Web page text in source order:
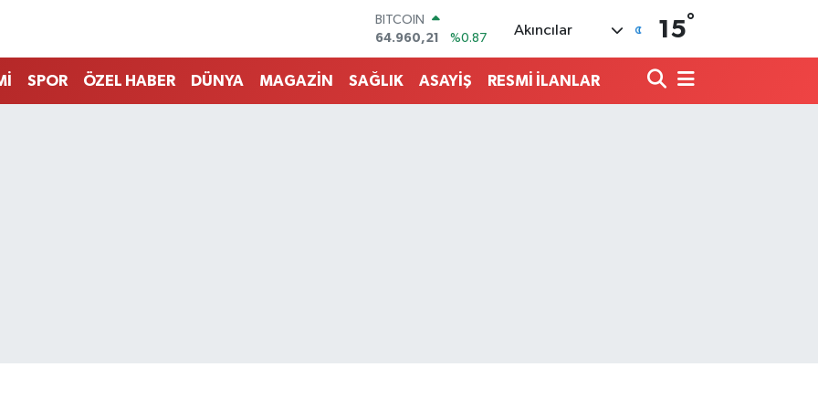
DOLAR
47,7436
%0.18
EURO
55,2510
%0.32
Akıncılar 15°
SPOR ÖZEL HABER DÜNYA MAGAZİN SAĞLIK ASAYİŞ RESMİ İLANLAR